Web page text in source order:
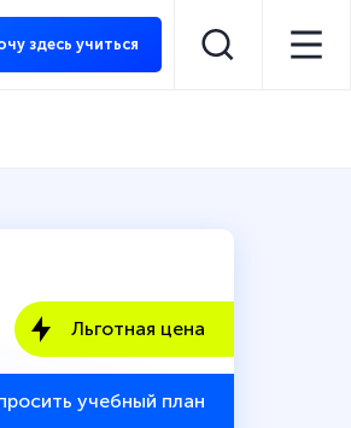
здесь учиться
Льготная цена
учебный план